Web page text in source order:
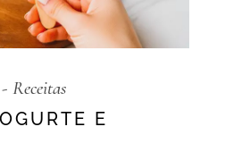
Receitas
E